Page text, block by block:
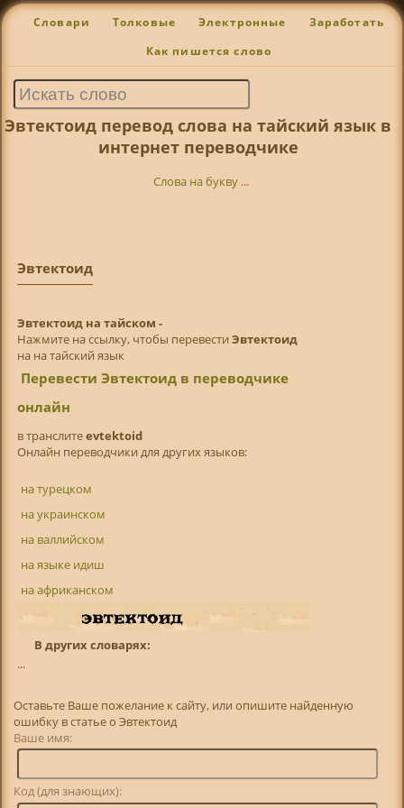
Словари Толковые Электронные Заработать
Как пишется слово
Эвтектоид перевод слова на тайский язык в
интернет переводчике
Слова на букву ...
Эвтектоид
Эвтектоид на тайском -
Нажмите на ссылку, чтобы перевести Эвтектоид
на на тайский язык
Перевести Эвтектоид в переводчике
онлайн
в транслитeevtektoid
Онлайн переводчики для других языков:
на турецком
на украинском
на валлийском
на языке идиш
на африканском
В других словарях:
...
Оставьте Ваше пожелание к сайту, или опишите найденную
ошибку в статье о Эвтектоид
Ваше имя:
Код (для знающих):